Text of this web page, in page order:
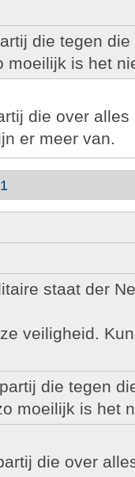
die tegen
moeilijk is het
die over
er meer van.
staat der
veiligheid.
die tegen
moeilijk is het
die over